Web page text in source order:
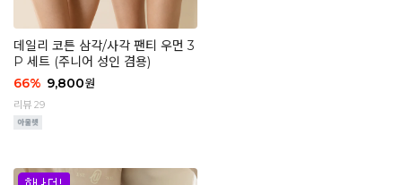
데일리 코튼 삼각/사각 팬티 우먼 3
P 세트 (주니어 성인 겸용)
66% 9,800원
리뷰 29